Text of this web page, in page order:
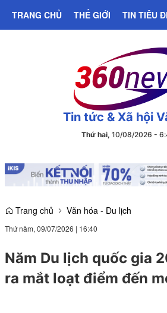
TRANG CHỦ THẾ GIỚI TIN TIÊU
Tin tức & Xã hội
Thứ hai, 10/08/2026 - 6:
Trang chủ Văn hóa - Du lịch
Thứ năm, 09/07/2026 | 16:40
Năm Du lịch quốc gia
ra mắt loạt điểm đến